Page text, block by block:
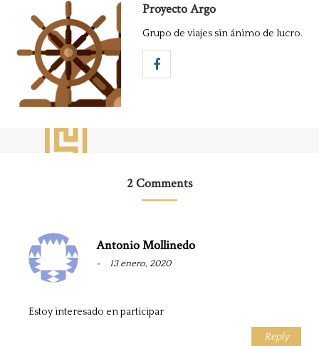
Proyecto Argo
Grupo de viajes sin ánimo de lucro.
2 Comments
Antonio Mollinedo
13 enero, 2020
Estoy interesado en participar
Reply